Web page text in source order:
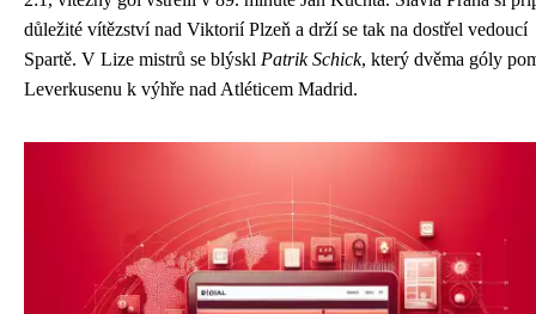
důležité vítězství nad Viktorií Plzeň a drží se tak na dostřel vedoucí
Spartě. V Lize mistrů se blýskl Patrik Schick, který dvěma góly
Leverkusenu k výhře nad Atléticem Madrid.